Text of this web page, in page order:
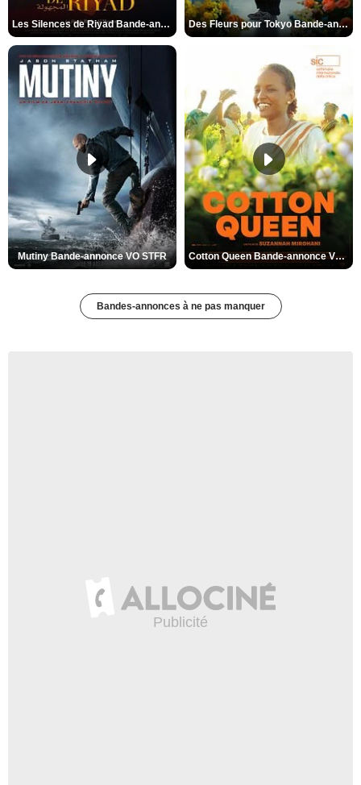
Les Silences de Riyad Bande-annonce VO STFR Des Fleurs pour Tokyo Bande-annonce VO STFR
Mutiny Bande-annonce VO STFR Cotton Queen Bande-annonce VO STFR
Bandes-annonces à ne pas manquer